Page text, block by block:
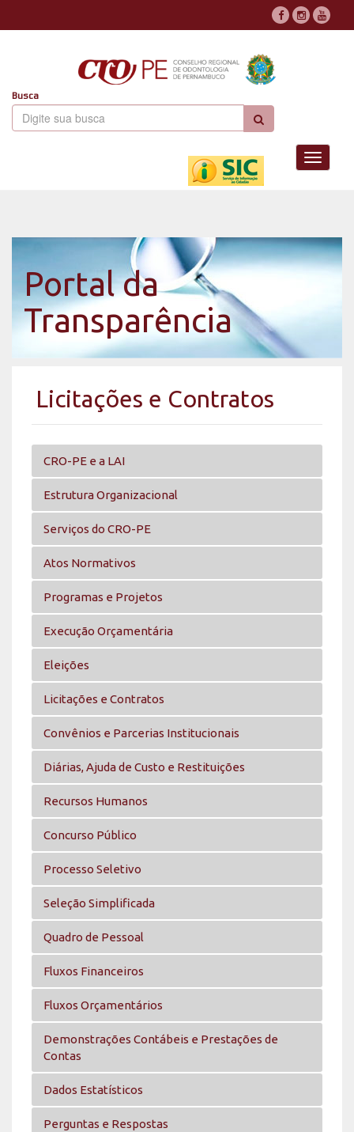
Busca
Toggle
Portal da
Transparência
Licitações e Contratos
CRO-PE e a LAI
Estrutura Organizacional
Serviços do CRO-PE
Atos Normativos
Programas e Projetos
Execução Orçamentária
Eleições
Licitações e Contratos
Convênios e Parcerias Institucionais
Diárias, Ajuda de Custo e Restituições
Recursos Humanos
Concurso Público
Processo Seletivo
Seleção Simplificada
Quadro de Pessoal
Fluxos Financeiros
Fluxos Orçamentários
Demonstrações Contábeis e Prestações de
Contas
Dados Estatísticos
Perguntas e Respostas